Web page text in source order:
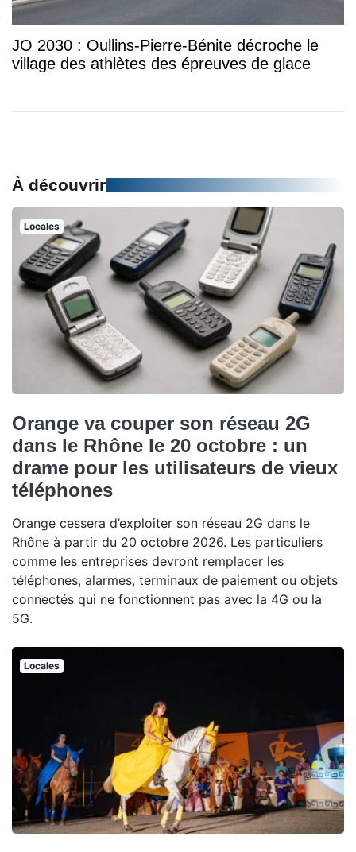
JO 2030 : Oullins-Pierre-Bénite décroche le
village des athlètes des épreuves de glace
À découvrir
Locales
Orange va couper son réseau 2G
dans le Rhône le 20 octobre : un
drame pour les utilisateurs de vieux
téléphones
Orange cessera d’exploiter son réseau 2G dans le
Rhône à partir du 20 octobre 2026. Les particuliers
comme les entreprises devront remplacer les
téléphones, alarmes, terminaux de paiement ou objets
connectés qui ne fonctionnent pas avec la 4G ou la
5G.
Locales